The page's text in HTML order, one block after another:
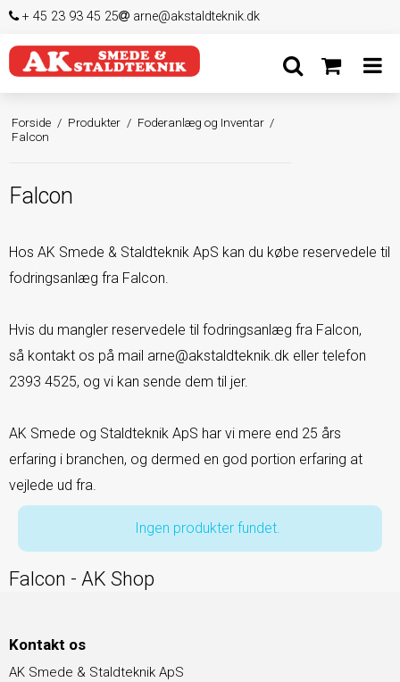
+ 45 23 93 45 25 arne@akstaldteknik.dk
Forside / Produkter / Foderanlæg og Inventar /
Falcon
Falcon
Hos AK Smede & Staldteknik ApS kan du købe reservedele til
fodringsanlæg fra Falcon.
Hvis du mangler reservedele til fodringsanlæg fra Falcon,
så kontakt os på mail arne@akstaldteknik.dk eller telefon
2393 4525, og vi kan sende dem til jer.
AK Smede og Staldteknik ApS har vi mere end 25 års
erfaring i branchen, og dermed en god portion erfaring at
vejlede ud fra.
Ingen produkter fundet.
Falcon - AK Shop
Kontakt os
AK Smede & Staldteknik ApS